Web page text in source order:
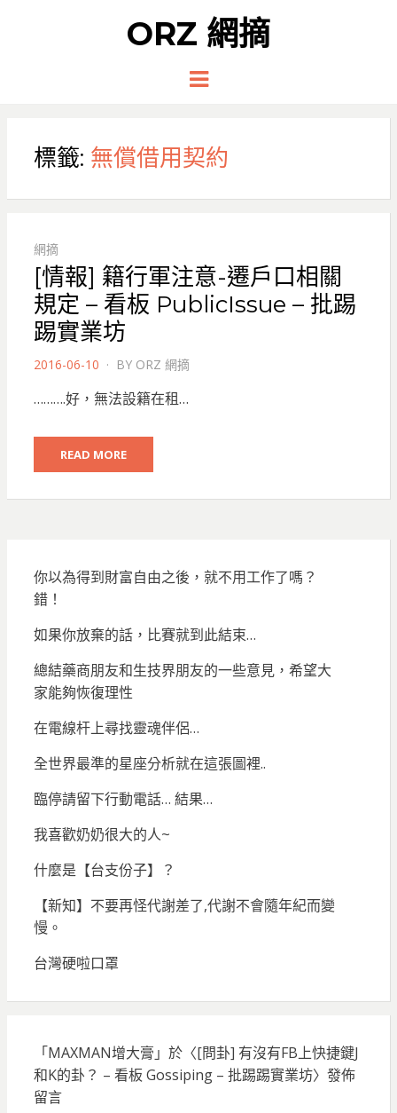
ORZ 網摘
Menu
標籤: 無償借用契約
網摘
[情報] 籍行軍注意-遷戶口相關
規定 – 看板 PublicIssue – 批踢
踢實業坊
POSTED
2016-06-10 BY ORZ 網摘
……….好，無法設籍在租…
READ MORE
你以為得到財富自由之後，就不用工作了嗎？
錯！
如果你放棄的話，比賽就到此結束…
總結藥商朋友和生技界朋友的一些意見，希望大
家能夠恢復理性
在電線杆上尋找靈魂伴侶…
全世界最準的星座分析就在這張圖裡..
臨停請留下行動電話… 結果…
我喜歡奶奶很大的人~
什麼是【台支份子】？
【新知】不要再怪代謝差了,代謝不會隨年紀而變
慢。
台灣硬啦口罩
「MAXMAN增大膏 」於〈[問卦] 有沒有FB上快捷鍵J
和K的卦？ – 看板 Gossiping – 批踢踢實業坊〉發佈
留言